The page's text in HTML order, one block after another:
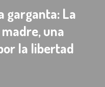
garganta: La
una
la libertad